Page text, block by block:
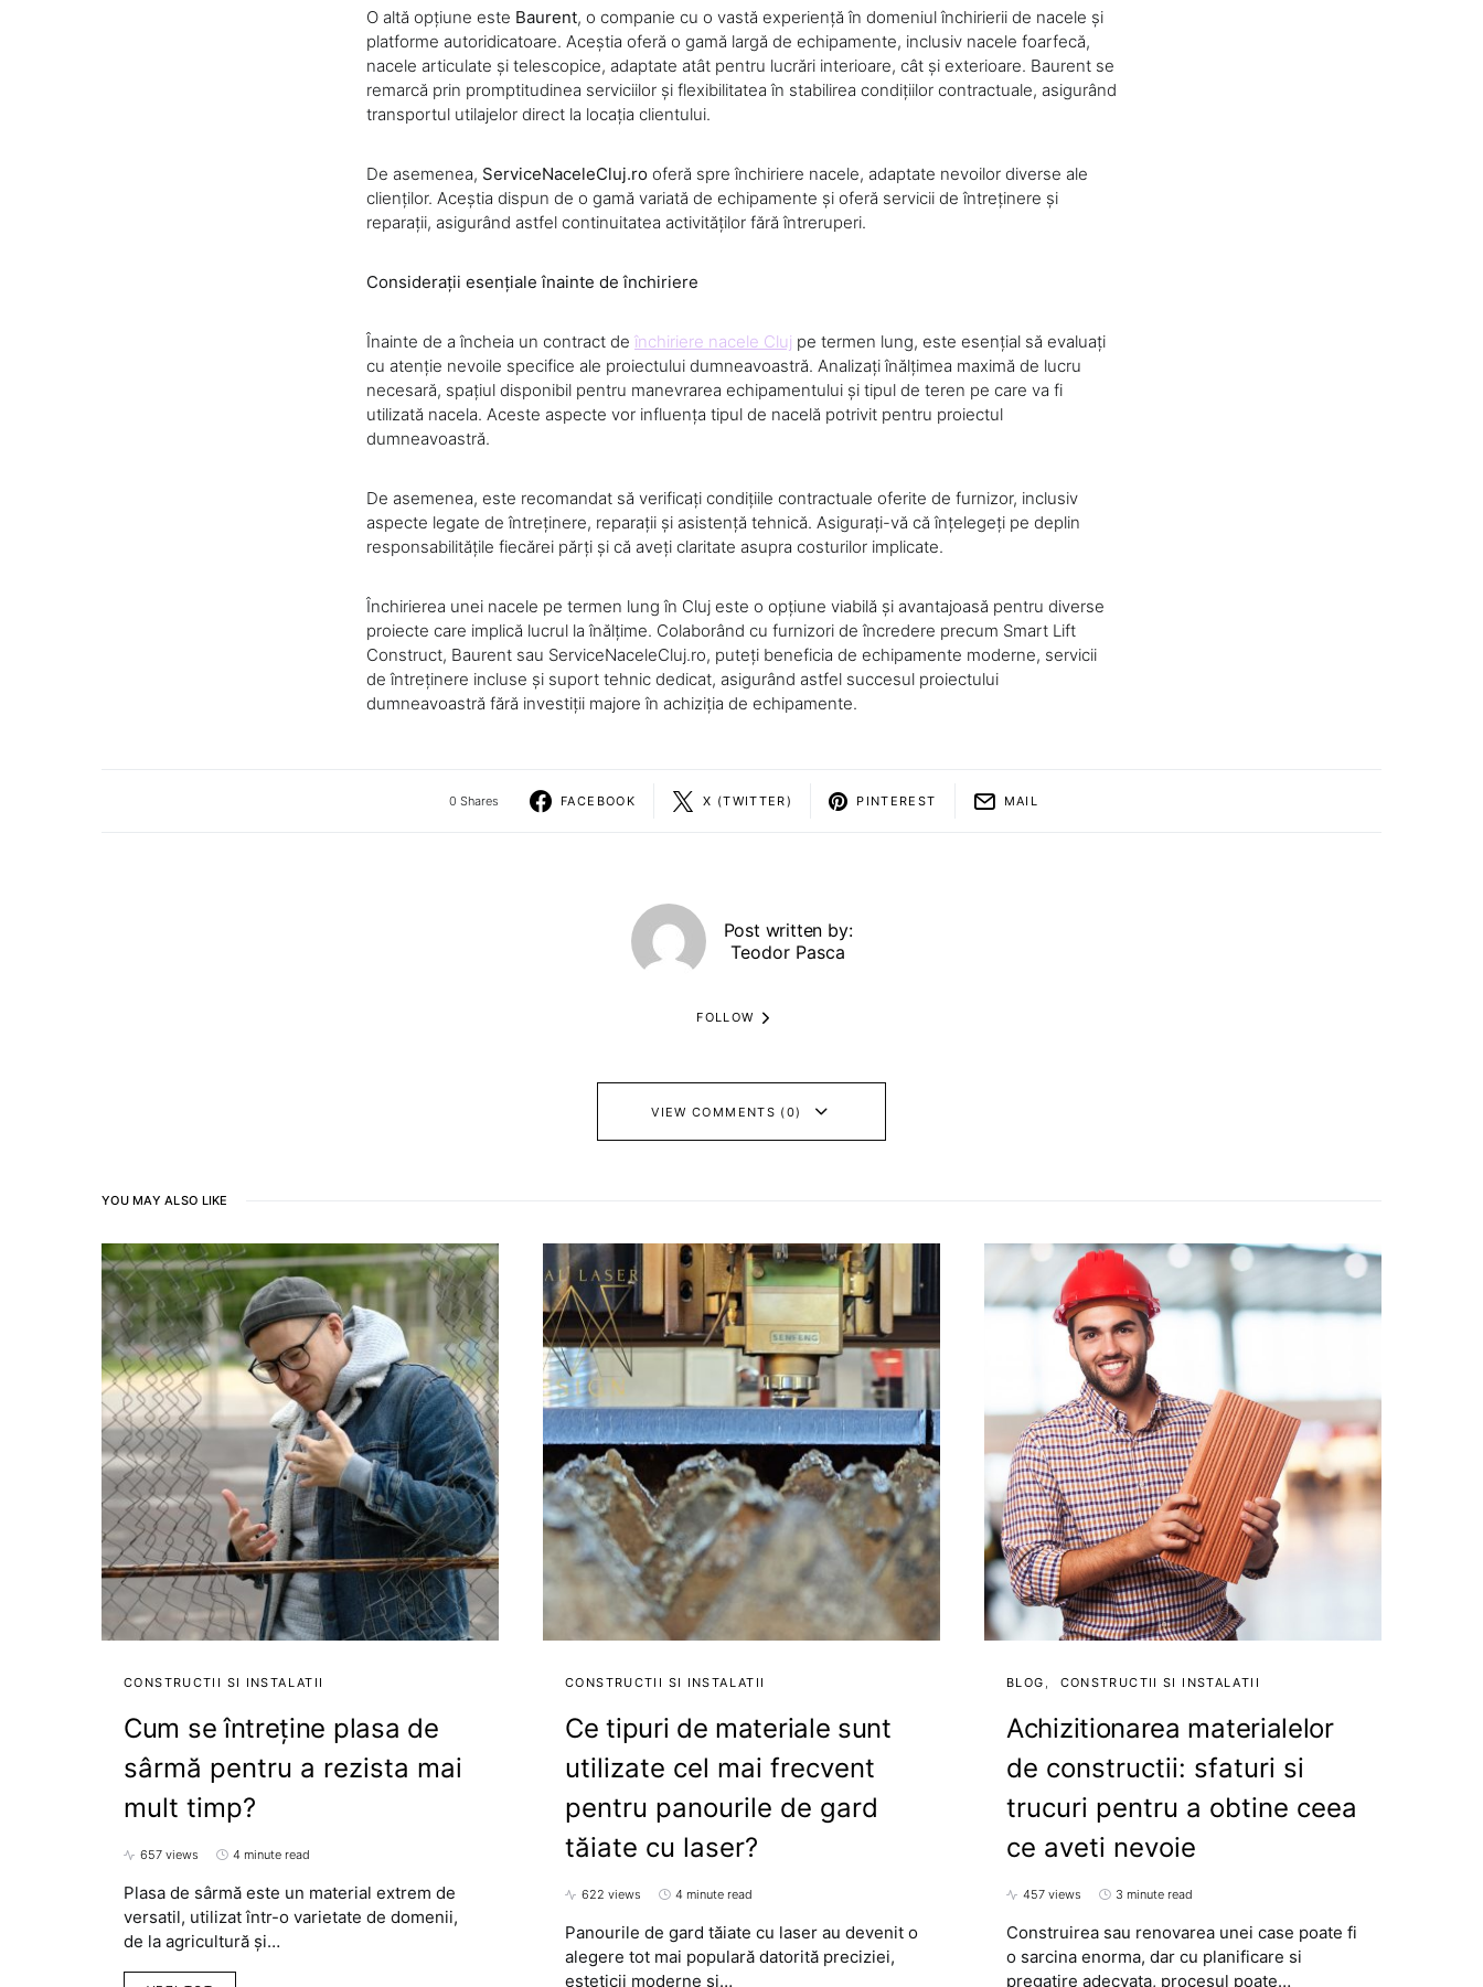
O altă opțiune este Baurent, o companie cu o vastă experiență în domeniul închirierii de nacele și
platforme autoridicatoare. Aceștia oferă o gamă largă de echipamente, inclusiv nacele foarfecă,
nacele articulate și telescopice, adaptate atât pentru lucrări interioare, cât și exterioare. Baurent se
remarcă prin promptitudinea serviciilor și flexibilitatea în stabilirea condițiilor contractuale, asigurând
transportul utilajelor direct la locația clientului.
De asemenea, ServiceNaceleCluj.ro oferă spre închiriere nacele, adaptate nevoilor diverse ale
clienților. Aceștia dispun de o gamă variată de echipamente și oferă servicii de întreținere și
reparații, asigurând astfel continuitatea activităților fără întreruperi.
Considerații esențiale înainte de închiriere
Înainte de a încheia un contract de închiriere nacele Cluj pe termen lung, este esențial să evaluați
cu atenție nevoile specifice ale proiectului dumneavoastră. Analizați înălțimea maximă de lucru
necesară, spațiul disponibil pentru manevrarea echipamentului și tipul de teren pe care va fi
utilizată nacela. Aceste aspecte vor influența tipul de nacelă potrivit pentru proiectul
dumneavoastră.
De asemenea, este recomandat să verificați condițiile contractuale oferite de furnizor, inclusiv
aspecte legate de întreținere, reparații și asistență tehnică. Asigurați-vă că înțelegeți pe deplin
responsabilitățile fiecărei părți și că aveți claritate asupra costurilor implicate.
Închirierea unei nacele pe termen lung în Cluj este o opțiune viabilă și avantajoasă pentru diverse
proiecte care implică lucrul la înălțime. Colaborând cu furnizori de încredere precum Smart Lift
Construct, Baurent sau ServiceNaceleCluj.ro, puteți beneficia de echipamente moderne, servicii
de întreținere incluse și suport tehnic dedicat, asigurând astfel succesul proiectului
dumneavoastră fără investiții majore în achiziția de echipamente.
0 Shares FACEBOOK X (TWITTER) PINTEREST MAIL
Post written by:
Teodor Pasca
FOLLOW
VIEW COMMENTS (0)
YOU MAY ALSO LIKE
CONSTRUCTII SI INSTALATII
Cum se întreține plasa de
sârmă pentru a rezista mai
mult timp?
657 views 4 minute read
Plasa de sârmă este un material extrem de
versatil, utilizat într-o varietate de domenii,
de la agricultură și…
CONSTRUCTII SI INSTALATII
Ce tipuri de materiale sunt
utilizate cel mai frecvent
pentru panourile de gard
tăiate cu laser?
622 views 4 minute read
Panourile de gard tăiate cu laser au devenit o
alegere tot mai populară datorită preciziei,
esteticii moderne și…
BLOG CONSTRUCTII SI INSTALATII
Achizitionarea materialelor
de constructii: sfaturi si
trucuri pentru a obtine ceea
ce aveti nevoie
457 views 3 minute read
Construirea sau renovarea unei case poate fi
o sarcina enorma, dar cu planificare si
pregatire adecvata, procesul poate…